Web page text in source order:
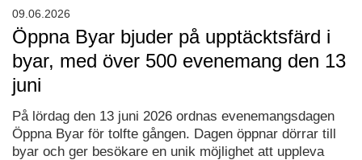
Öppna Byar bjuder på upptäcktsfärd i
byar, med över 500 evenemang den 13
juni
På lördag den 13 juni 2026 ordnas evenemangsdagen
Öppna Byar för tolfte gången. Dagen öppnar dörrar till
byar och ger besökare en unik möjlighet att uppleva
09.06.2026